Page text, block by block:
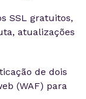
SSL gratuitos,
atualizações
de dois
(WAF) para